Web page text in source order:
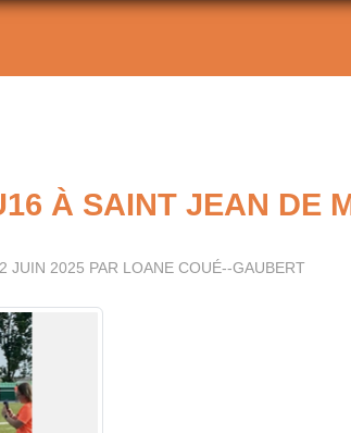
À SAINT JEAN DE
JUIN 2025 PAR LOANE COUÉ--GAUBERT